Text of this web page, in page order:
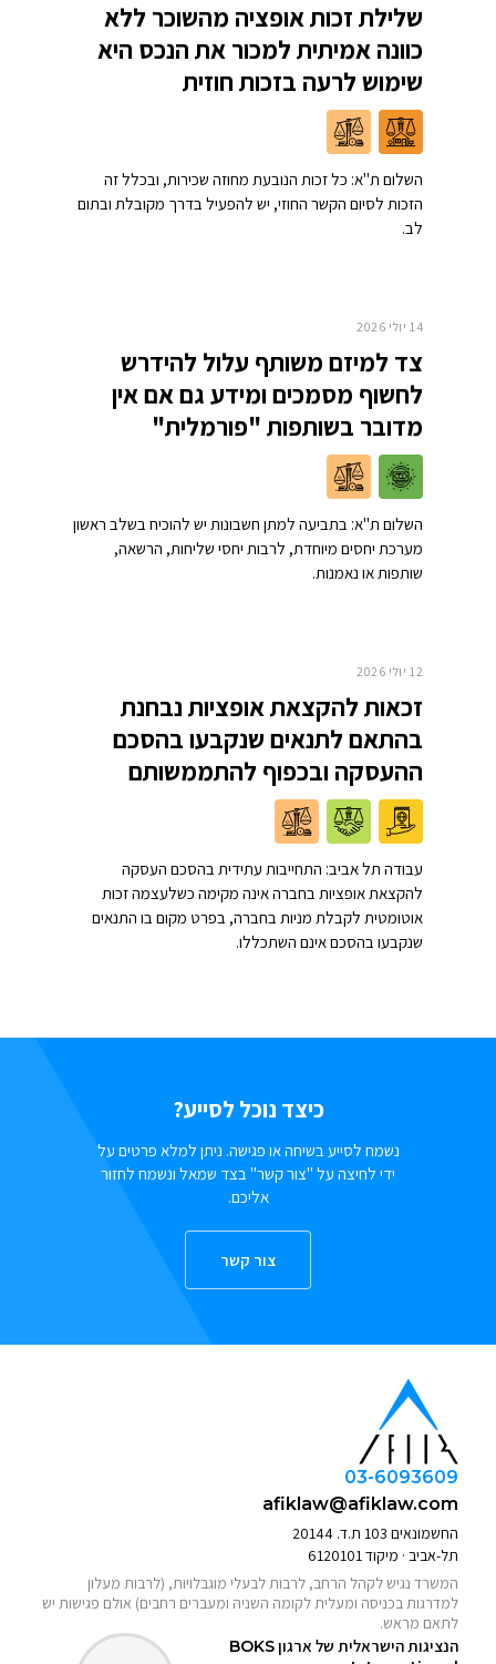
שלילת זכות אופציה מהשוכר ללא
כוונה אמיתית למכור את הנכס היא
שימוש לרעה בזכות חוזית
השלום ת"א: כל זכות הנובעת מחוזה שכירות, ובכלל זה
הזכות לסיום הקשר החוזי, יש להפעיל בדרך מקובלת ובתום
לב.
14 יולי 2026
צד למיזם משותף עלול להידרש
לחשוף מסמכים ומידע גם אם אין
מדובר בשותפות "פורמלית"
השלום ת"א: בתביעה למתן חשבונות יש להוכיח בשלב ראשון
מערכת יחסים מיוחדת, לרבות יחסי שליחות, הרשאה,
שותפות או נאמנות.
12 יולי 2026
זכאות להקצאת אופציות נבחנת
בהתאם לתנאים שנקבעו בהסכם
ההעסקה ובכפוף להתממשותם
עבודה תל אביב: התחייבות עתידית בהסכם העסקה
להקצאת אופציות בחברה אינה מקימה כשלעצמה זכות
אוטומטית לקבלת מניות בחברה, בפרט מקום בו התנאים
שנקבעו בהסכם אינם השתכללו.
כיצד נוכל לסייע?
נשמח לסייע בשיחה או פגישה. ניתן למלא פרטים על
ידי לחיצה על "צור קשר" בצד שמאל ונשמח לחזור
אליכם.
צור קשר
03-6093609
afiklaw@afiklaw.com
החשמונאים 103 ת.ד. 20144
תל-אביב · מיקוד 6120101
המשרד נגיש לקהל הרחב, לרבות לבעלי מוגבלויות, (לרבות מעלון
למדרגות בכניסה ומעלית לקומה השניה ומעברים רחבים) אולם פגישות יש
לתאם מראש.
הנציגות הישראלית של ארגוןBOKS